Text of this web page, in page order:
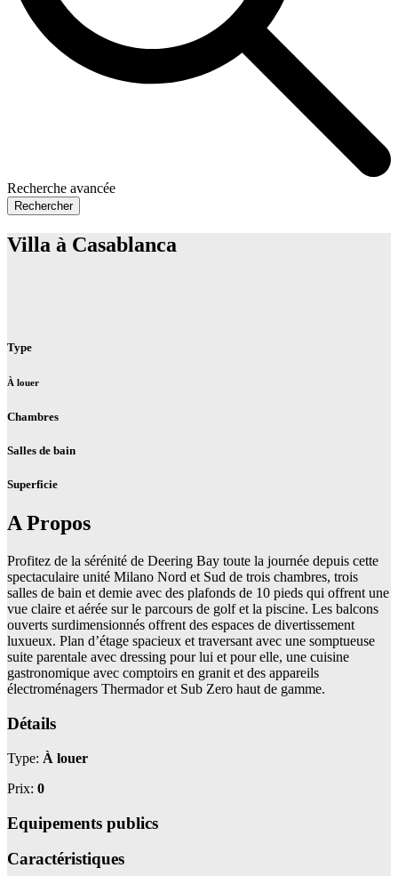
Recherche avancée
Rechercher
Villa à Casablanca
Type
À louer
Chambres
Salles de bain
Superficie
A Propos
Profitez de la sérénité de Deering Bay toute la journée depuis cette
spectaculaire unité Milano Nord et Sud de trois chambres, trois
salles de bain et demie avec des plafonds de 10 pieds qui offrent une
vue claire et aérée sur le parcours de golf et la piscine. Les balcons
ouverts surdimensionnés offrent des espaces de divertissement
luxueux. Plan d’étage spacieux et traversant avec une somptueuse
suite parentale avec dressing pour lui et pour elle, une cuisine
gastronomique avec comptoirs en granit et des appareils
électroménagers Thermador et Sub Zero haut de gamme.
Détails
Type: À louer
Prix: 0
Equipements publics
Caractéristiques